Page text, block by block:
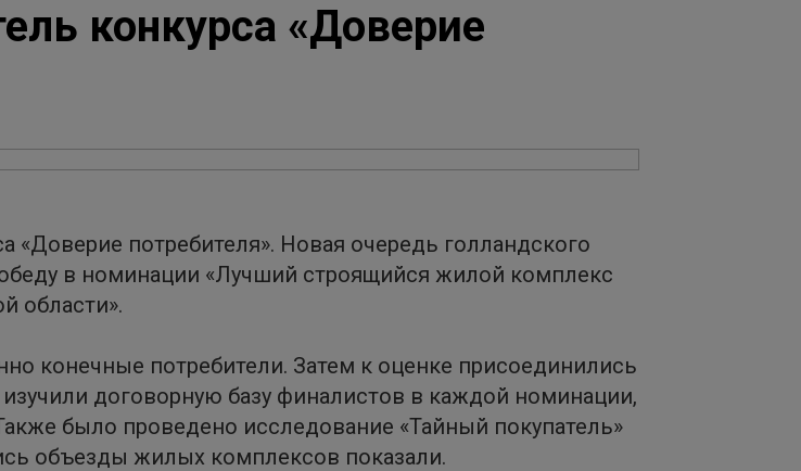
конкурса «Доверие
«Доверие потребителя». Новая очередь голландского
в номинации «Лучший строящийся жилой комплекс
области».
конечные потребители. Затем к оценке присоединились
договорную базу финалистов в каждой номинации,
было проведено исследование «Тайный покупатель»
объезды жилых комплексов показали.